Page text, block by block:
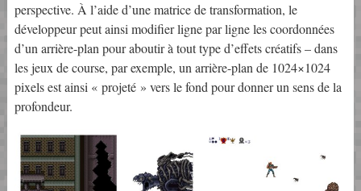
perspective. À l’aide d’une matrice de transformation, le
développeur peut ainsi modifier ligne par ligne les coordonnées
d’un arrière-plan pour aboutir à tout type d’effets créatifs – dans
les jeux de course, par exemple, un arrière-plan de 1024×1024
pixels est ainsi « projeté » vers le fond pour donner un sens de la
profondeur.